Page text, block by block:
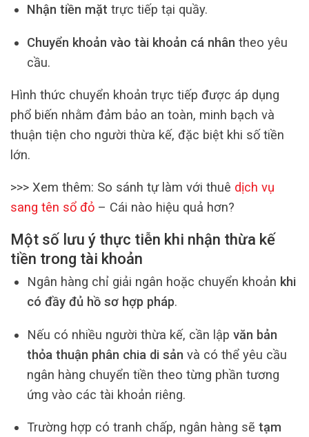
Nhận tiền mặt trực tiếp tại quầy.
Chuyển khoản vào tài khoản cá nhân theo yêu
cầu.
Hình thức chuyển khoản trực tiếp được áp dụng
phổ biến nhằm đảm bảo an toàn, minh bạch và
thuận tiện cho người thừa kế, đặc biệt khi số tiền
lớn.
>>> Xem thêm: So sánh tự làm với thuê dịch vụ
sang tên sổ đỏ – Cái nào hiệu quả hơn?
Một số lưu ý thực tiễn khi nhận thừa kế
tiền trong tài khoản
Ngân hàng chỉ giải ngân hoặc chuyển khoản khi
có đầy đủ hồ sơ hợp pháp.
Nếu có nhiều người thừa kế, cần lập văn bản
thỏa thuận phân chia di sản và có thể yêu cầu
ngân hàng chuyển tiền theo từng phần tương
ứng vào các tài khoản riêng.
Trường hợp có tranh chấp, ngân hàng sẽ tạm